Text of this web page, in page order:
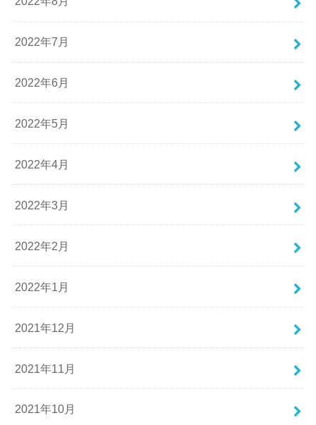
2022年7月
2022年6月
2022年5月
2022年4月
2022年3月
2022年2月
2022年1月
2021年12月
2021年11月
2021年10月